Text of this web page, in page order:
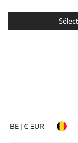
BE | € EUR